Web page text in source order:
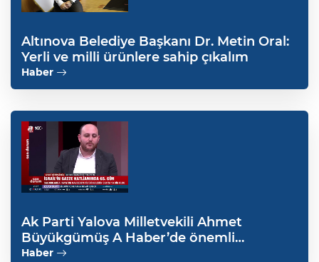
Altınova Belediye Başkanı Dr. Metin Oral:
Yerli ve milli ürünlere sahip çıkalım
Haber
Ak Parti Yalova Milletvekili Ahmet
Büyükgümüş A Haber’de önemli
açıklamalarda bulundu
Haber